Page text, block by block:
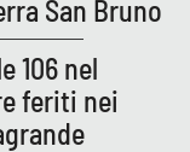
San Bruno
106 nel
feriti nei